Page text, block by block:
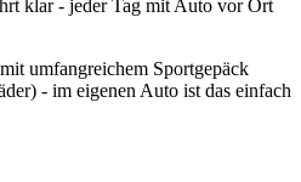
klar - jeder Tag mit Auto vor Ort
umfangreichem Sportgepäck
- im eigenen Auto ist das einfach